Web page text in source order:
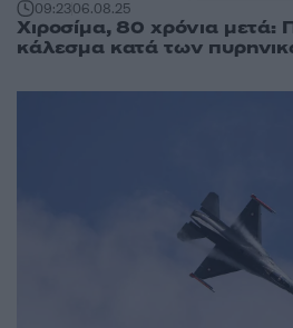
09:2306.08.25
Χιροσίμα, 80 χρόνια μετά:
κάλεσμα κατά των